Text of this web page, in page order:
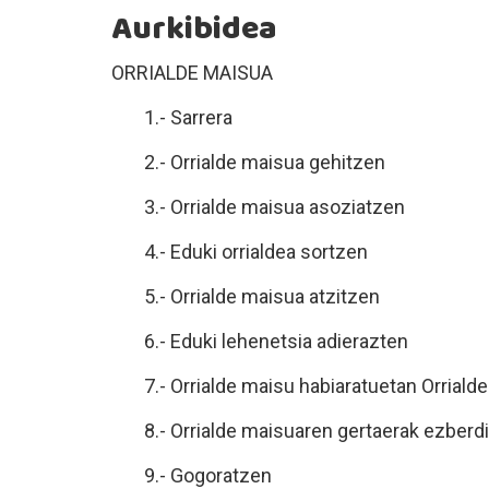
Aurkibidea
ORRIALDE MAISUA
1.- Sarrera
2.- Orrialde maisua gehitzen
3.- Orrialde maisua asoziatzen
4.- Eduki orrialdea sortzen
5.- Orrialde maisua atzitzen
6.- Eduki lehenetsia adierazten
7.- Orrialde maisu habiaratuetan
8.- Orrialde maisuaren gertaerak
9.- Gogoratzen